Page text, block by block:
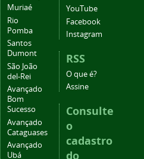
Muriaé
Rio
Pomba
Santos
Dumont
São João
del-Rei
Avançado
Bom
Sucesso
Avançado
Cataguases
Avançado
Ubá
YouTube
Facebook
Instagram
RSS
O que é?
Assine
Consulte
o
cadastro
do